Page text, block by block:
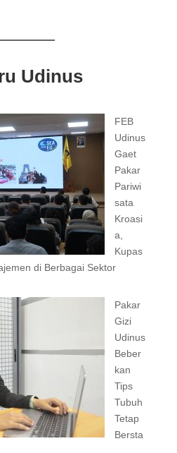
Udinus
FEB
Udinus
Gaet
Pakar
Pariwi
sata
Kroasi
a,
Kupas
di Berbagai Sektor
Pakar
Gizi
Udinus
Beber
kan
Tips
Tubuh
Tetap
Bersta